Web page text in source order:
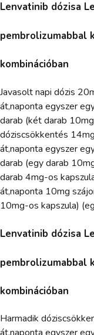
Lenvatinib dózisa
pembrolizumabbal
kombinációban
Javasolt napi dózis
át,naponta egyszer
darab (két darab
dóziscsökkentés
át,naponta egyszer
darab (egy darab
darab 4mg-os
át,naponta 10mg
10mg-os kapszula)
Lenvatinib dózisa
pembrolizumabbal
kombinációban
Harmadik